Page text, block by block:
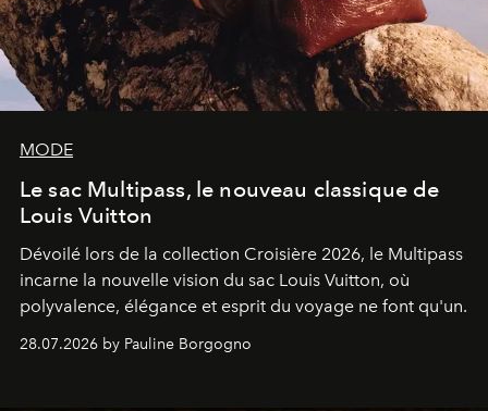
MODE
Le sac Multipass, le nouveau classique de
Louis Vuitton
Dévoilé lors de la collection Croisière 2026, le Multipass
incarne la nouvelle vision du sac Louis Vuitton, où
polyvalence, élégance et esprit du voyage ne font qu'un.
28.07.2026 by Pauline Borgogno